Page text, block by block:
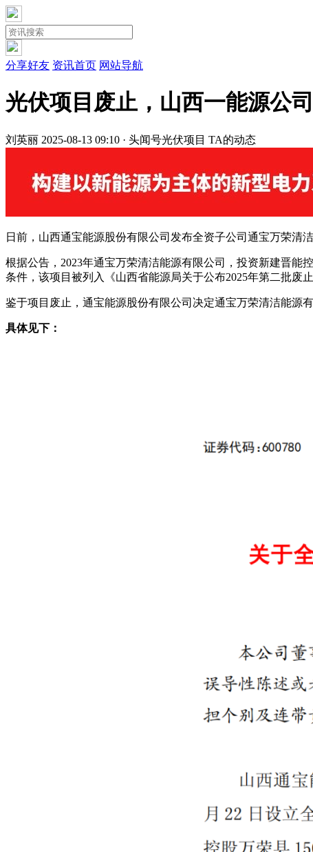
分享好友 资讯首页 网站导航
光伏项目废止，山西一能源公
刘英丽 2025-08-13 09:10 · 头闻号光伏项目 TA的动态
日前，山西通宝能源股份有限公司发布全资子公司通宝万荣清
根据公告，2023年通宝万荣清洁能源有限公司，投资新建晋能
条件，该项目被列入《山西省能源局关于公布2025年第二批废
鉴于项目废止，通宝能源股份有限公司决定通宝万荣清洁能源
具体见下：